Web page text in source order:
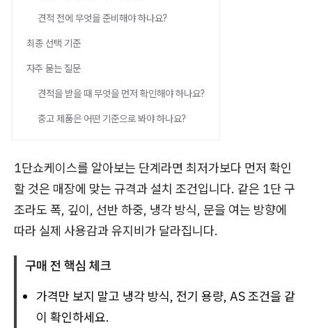
견적 전에 무엇을 준비해야 하나요?
최종 선택 기준
자주 묻는 질문
견적을 받을 때 무엇을 먼저 확인해야 하나요?
중고 제품은 어떤 기준으로 봐야 하나요?
1단쇼케이스를 알아보는 단계라면 최저가보다 먼저 확인
할 것은 매장에 맞는 규격과 설치 조건입니다. 같은 1단 구
조라도 폭, 깊이, 선반 하중, 냉각 방식, 문을 여는 방향에
따라 실제 사용감과 유지비가 달라집니다.
구매 전 핵심 체크
가격만 보지 말고 냉각 방식, 전기 용량, AS 조건을 같
이 확인하세요.